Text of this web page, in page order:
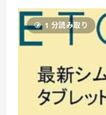
不
安
と
消
怖
を
ロ
に
1 分読み取り